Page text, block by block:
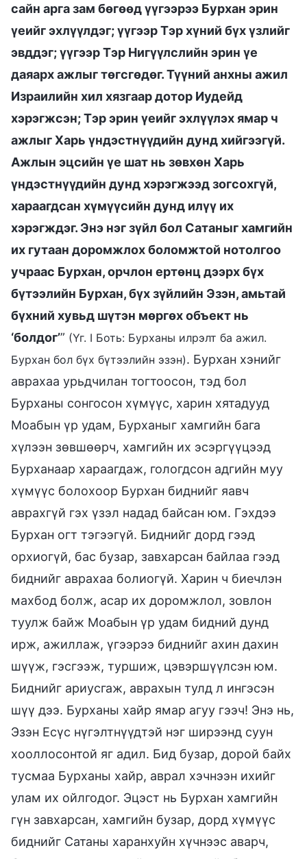
сайн арга зам бөгөөд үүгээрээ Бурхан эрин
үеийг эхлүүлдэг; үүгээр Тэр хүний бүх үзлийг
эвддэг; үүгээр Тэр Нигүүлслийн эрин үе
даяарх ажлыг төгсгөдөг. Түүний анхны ажил
Израилийн хил хязгаар дотор Иудейд
хэрэгжсэн; Тэр эрин үеийг эхлүүлэх ямар ч
ажлыг Харь үндэстнүүдийн дунд хийгээгүй.
Ажлын эцсийн үе шат нь зөвхөн Харь
үндэстнүүдийн дунд хэрэгжээд зогсохгүй,
хараагдсан хүмүүсийн дунд илүү их
хэрэгждэг. Энэ нэг зүйл бол Сатаныг хамгийн
их гутаан доромжлох боломжтой нотолгоо
учраас Бурхан, орчлон ертөнц дээрх бүх
бүтээлийн Бурхан, бүх зүйлийн Эзэн, амьтай
бүхний хувьд шүтэн мөргөх объект нь
‘болдог’” (Үг. I Боть: Бурханы илрэлт ба ажил.
Бурхан бол бүх бүтээлийн эзэн). Бурхан хэнийг
аврахаа урьдчилан тогтоосон, тэд бол
Бурханы сонгосон хүмүүс, харин хятадууд
Моабын үр удам, Бурханыг хамгийн бага
хүлээн зөвшөөрч, хамгийн их эсэргүүцээд
Бурханаар хараагдаж, гологдсон адгийн муу
хүмүүс болохоор Бурхан биднийг яавч
аврахгүй гэх үзэл надад байсан юм. Гэхдээ
Бурхан огт тэгээгүй. Биднийг дорд гээд
орхиогүй, бас бузар, завхарсан байлаа гээд
биднийг аврахаа болиогүй. Харин ч биечлэн
махбод болж, асар их доромжлол, зовлон
туулж байж Моабын үр удам бидний дунд
ирж, ажиллаж, үгээрээ биднийг ахин дахин
шүүж, гэсгээж, туршиж, цэвэршүүлсэн юм.
Биднийг ариусгаж, аврахын тулд л ингэсэн
шүү дээ. Бурханы хайр ямар агуу гээч! Энэ нь,
Эзэн Есүс нүгэлтнүүдтэй нэг ширээнд суун
хооллосонтой яг адил. Бид бузар, дорой байх
тусмаа Бурханы хайр, аврал хэчнээн ихийг
улам их ойлгодог. Эцэст нь Бурхан хамгийн
гүн завхарсан, хамгийн бузар, дорд хүмүүс
биднийг Сатаны харанхуйн хүчнээс аварч,